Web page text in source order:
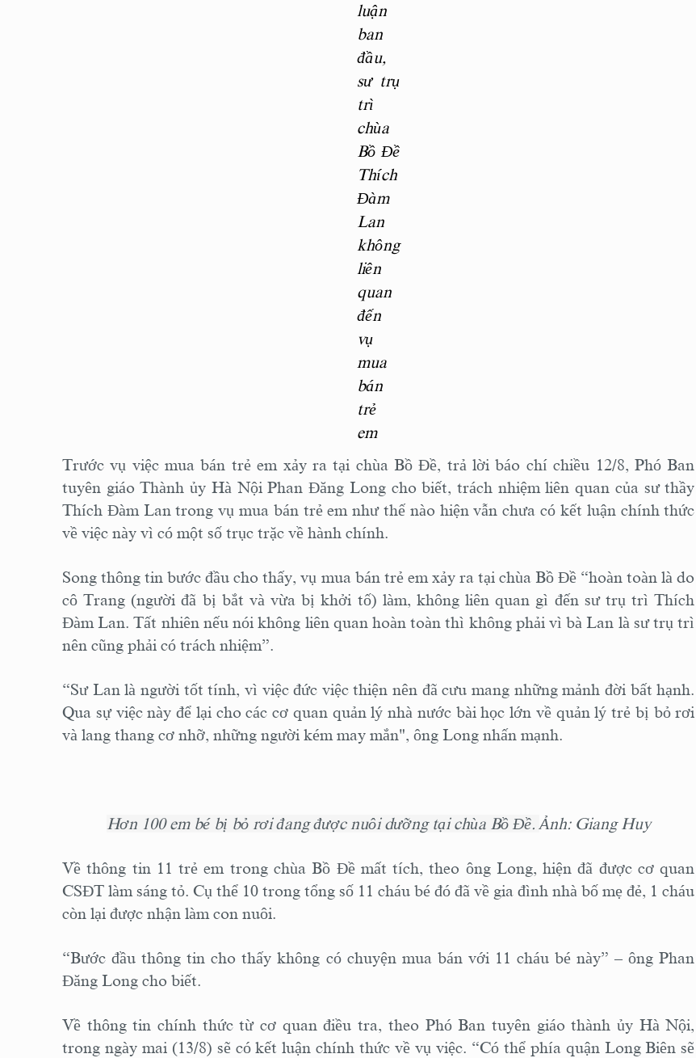
luận
ban
đầu,
sư trụ
trì
chùa
Bồ Đề
Thích
Đàm
Lan
không
liên
quan
đến
vụ
mua
bán
trẻ
em
Trước vụ việc mua bán trẻ em xảy ra tại chùa Bồ Đề, trả lời báo chí chiều 12/8, Phó Ban
tuyên giáo Thành ủy Hà Nội Phan Đăng Long cho biết, trách nhiệm liên quan của sư thầy
Thích Đàm Lan trong vụ mua bán trẻ em như thế nào hiện vẫn chưa có kết luận chính thức
về việc này vì có một số trục trặc về hành chính.
Song thông tin bước đầu cho thấy, vụ mua bán trẻ em xảy ra tại chùa Bồ Đề “hoàn toàn là do
cô Trang (người đã bị bắt và vừa bị khởi tố) làm, không liên quan gì đến sư trụ trì Thích
Đàm Lan. Tất nhiên nếu nói không liên quan hoàn toàn thì không phải vì bà Lan là sư trụ trì
nên cũng phải có trách nhiệm”.
“Sư Lan là người tốt tính, vì việc đức việc thiện nên đã cưu mang những mảnh đời bất hạnh.
Qua sự việc này để lại cho các cơ quan quản lý nhà nước bài học lớn về quản lý trẻ bị bỏ rơi
và lang thang cơ nhỡ, những người kém may mắn", ông Long nhấn mạnh.
Hơn 100 em bé bị bỏ rơi đang được nuôi dưỡng tại chùa Bồ Đề.Ảnh: Giang Huy
Về thông tin 11 trẻ em trong chùa Bồ Đề mất tích, theo ông Long, hiện đã được cơ quan
CSĐT làm sáng tỏ. Cụ thể 10 trong tổng số 11 cháu bé đó đã về gia đình nhà bố mẹ đẻ, 1 cháu
còn lại được nhận làm con nuôi.
“Bước đầu thông tin cho thấy không có chuyện mua bán với 11 cháu bé này” – ông Phan
Đăng Long cho biết.
Về thông tin chính thức từ cơ quan điều tra, theo Phó Ban tuyên giáo thành ủy Hà Nội,
trong ngày mai (13/8) sẽ có kết luận chính thức về vụ việc. “Có thể phía quận Long Biên sẽ